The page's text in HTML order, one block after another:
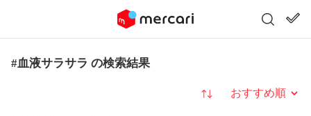
#血液サラサラ の検索結果
並び替え